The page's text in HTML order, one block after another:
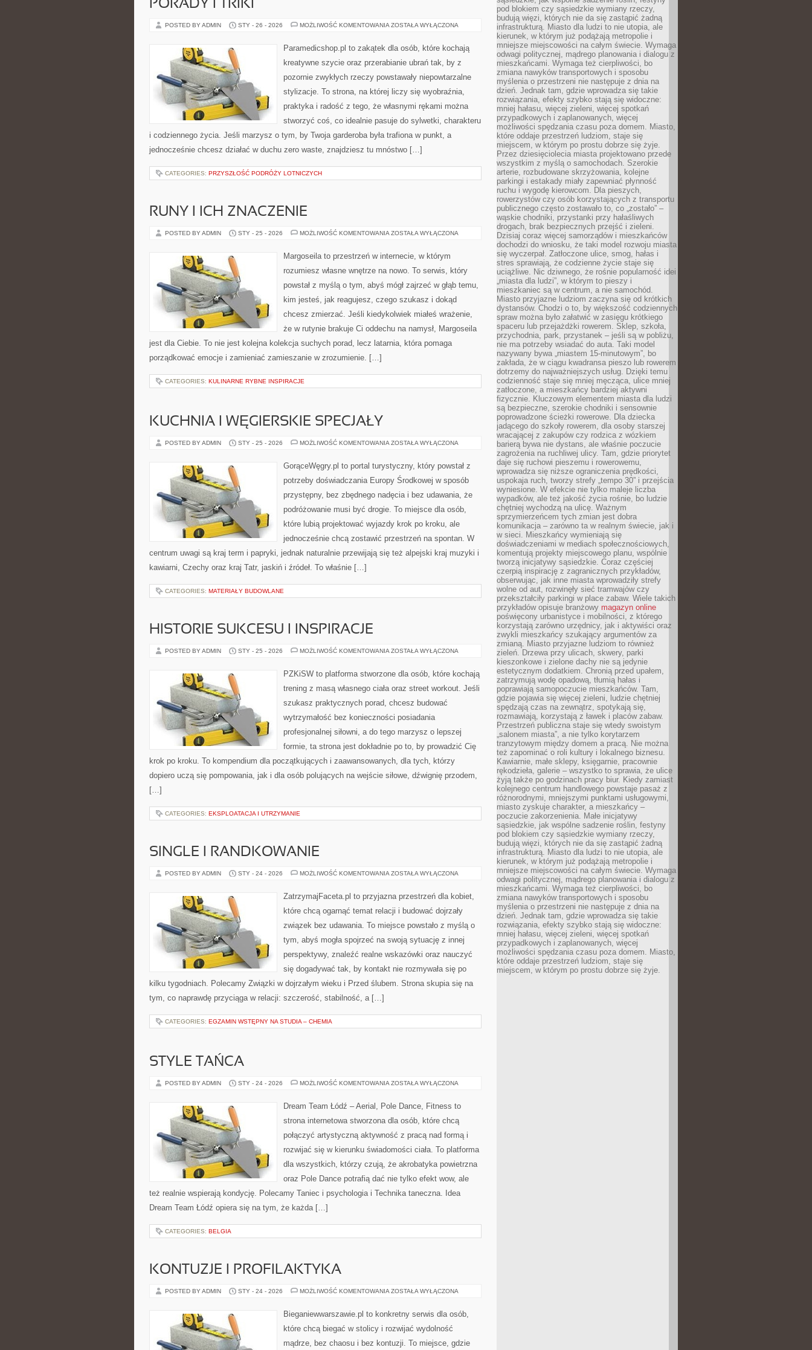
PORADY I TRIKI
POSTED BY ADMIN STY - 26 - 2026 MOŻLIWOŚĆ KOMENTOWANIA PORADY
ZOSTAŁA WYŁĄCZONA
Paramedicshop.pl to zakątek dla osób, które kochają
kreatywne szycie oraz przerabianie ubrań tak, by z
pozornie zwykłych rzeczy powstawały niepowtarzalne
stylizacje. To strona, na której liczy się wyobraźnia,
praktyka i radość z tego, że własnymi rękami można
stworzyć coś, co idealnie pasuje do sylwetki, charakteru
i codziennego życia. Jeśli marzysz o tym, by Twoja garderoba była trafiona w punkt, a
jednocześnie chcesz działać w duchu zero waste, znajdziesz tu mnóstwo […]
CATEGORIES: PRZYSZŁOŚĆ PODRÓŻY LOTNICZYCH
RUNY I ICH ZNACZENIE
POSTED BY ADMIN STY - 25 - 2026 MOŻLIWOŚĆ KOMENTOWANIA RUNY
ZNACZENIE
ZOSTAŁA WYŁĄCZONA
Margoseila to przestrzeń w internecie, w którym
rozumiesz własne wnętrze na nowo. To serwis, który
powstał z myślą o tym, abyś mógł zajrzeć w głąb temu,
kim jesteś, jak reagujesz, czego szukasz i dokąd
chcesz zmierzać. Jeśli kiedykolwiek miałeś wrażenie,
że w rutynie brakuje Ci oddechu na namysł, Margoseila
jest dla Ciebie. To nie jest kolejna kolekcja suchych porad, lecz latarnia, która pomaga
porządkować emocje i zamieniać zamieszanie w zrozumienie. […]
CATEGORIES: KULINARNE RYBNE INSPIRACJE
KUCHNIA I WĘGIERSKIE SPECJAŁY
POSTED BY ADMIN STY - 25 - 2026 MOŻLIWOŚĆ KOMENTOWANIA KUCHNIA
SPECJAŁY
ZOSTAŁA WYŁĄCZONA
GorąceWęgry.pl to portal turystyczny, który powstał z
potrzeby doświadczania Europy Środkowej w sposób
przystępny, bez zbędnego nadęcia i bez udawania, że
podróżowanie musi być drogie. To miejsce dla osób,
które lubią projektować wyjazdy krok po kroku, ale
jednocześnie chcą zostawić przestrzeń na spontan. W
centrum uwagi są kraj term i papryki, jednak naturalnie przewijają się też alpejski kraj muzyki i
kawiarni, Czechy oraz kraj Tatr, jaskiń i źródeł. To właśnie […]
CATEGORIES: MATERIAŁY BUDOWLANE
HISTORIE SUKCESU I INSPIRACJE
POSTED BY ADMIN STY - 25 - 2026 MOŻLIWOŚĆ KOMENTOWANIA HISTORIE
INSPIRACJE
ZOSTAŁA WYŁĄCZONA
PZKiSW to platforma stworzone dla osób, które kochają
trening z masą własnego ciała oraz street workout. Jeśli
szukasz praktycznych porad, chcesz budować
wytrzymałość bez konieczności posiadania
profesjonalnej siłowni, a do tego marzysz o lepszej
formie, ta strona jest dokładnie po to, by prowadzić Cię
krok po kroku. To kompendium dla początkujących i zaawansowanych, dla tych, którzy
dopiero uczą się pompowania, jak i dla osób polujących na wejście siłowe, dźwignię przodem,
[…]
CATEGORIES: EKSPLOATACJA I UTRZYMANIE
SINGLE I RANDKOWANIE
POSTED BY ADMIN STY - 24 - 2026 MOŻLIWOŚĆ KOMENTOWANIA SINGLE
ZOSTAŁA WYŁĄCZONA
ZatrzymajFaceta.pl to przyjazna przestrzeń dla kobiet,
które chcą ogarnąć temat relacji i budować dojrzały
związek bez udawania. To miejsce powstało z myślą o
tym, abyś mogła spojrzeć na swoją sytuację z innej
perspektywy, znaleźć realne wskazówki oraz nauczyć
się dogadywać tak, by kontakt nie rozmywała się po
kilku tygodniach. Polecamy Związki w dojrzałym wieku i Przed ślubem. Strona skupia się na
tym, co naprawdę przyciąga w relacji: szczerość, stabilność, a […]
CATEGORIES: EGZAMIN WSTĘPNY NA STUDIA – CHEMIA
STYLE TAŃCA
POSTED BY ADMIN STY - 24 - 2026 MOŻLIWOŚĆ KOMENTOWANIA STYLE
ZOSTAŁA WYŁĄCZONA
Dream Team Łódź – Aerial, Pole Dance, Fitness to
strona internetowa stworzona dla osób, które chcą
połączyć artystyczną aktywność z pracą nad formą i
rozwijać się w kierunku świadomości ciała. To platforma
dla wszystkich, którzy czują, że akrobatyka powietrzna
oraz Pole Dance potrafią dać nie tylko efekt wow, ale
też realnie wspierają kondycję. Polecamy Taniec i psychologia i Technika taneczna. Idea
Dream Team Łódź opiera się na tym, że każda […]
CATEGORIES: BELGIA
KONTUZJE I PROFILAKTYKA
POSTED BY ADMIN STY - 24 - 2026 MOŻLIWOŚĆ KOMENTOWANIA KONTUZJE
ZOSTAŁA WYŁĄCZONA
Bieganiewwarszawie.pl to konkretny serwis dla osób,
które chcą biegać w stolicy i rozwijać wydolność
mądrze, bez chaosu i bez kontuzji. To miejsce, gdzie
pod blokiem czy sąsiedzkie wymiany rzeczy,
budują więzi, których nie da się zastąpić żadną
infrastrukturą. Miasto dla ludzi to nie utopia, ale
kierunek, w którym już podążają metropolie i
mniejsze miejscowości na całym świecie. Wymaga
odwagi politycznej, mądrego planowania i dialogu z
mieszkańcami. Wymaga też cierpliwości, bo
zmiana nawyków transportowych i sposobu
myślenia o przestrzeni nie następuje z dnia na
dzień. Jednak tam, gdzie wprowadza się takie
rozwiązania, efekty szybko stają się widoczne:
mniej hałasu, więcej zieleni, więcej spotkań
przypadkowych i zaplanowanych, więcej
możliwości spędzania czasu poza domem. Miasto,
które oddaje przestrzeń ludziom, staje się
miejscem, w którym po prostu dobrze się żyje.
Przez dziesięciolecia miasta projektowano przede
wszystkim z myślą o samochodach. Szerokie
arterie, rozbudowane skrzyżowania, kolejne
parkingi i estakady miały zapewniać płynność
ruchu i wygodę kierowcom. Dla pieszych,
rowerzystów czy osób korzystających z transportu
publicznego często zostawało to, co „zostało” –
wąskie chodniki, przystanki przy hałaśliwych
drogach, brak bezpiecznych przejść i zieleni.
Dzisiaj coraz więcej samorządów i mieszkańców
dochodzi do wniosku, że taki model rozwoju miasta
się wyczerpał. Zatłoczone ulice, smog, hałas i
stres sprawiają, że codzienne życie staje się
uciążliwe. Nic dziwnego, że rośnie popularność idei
„miasta dla ludzi”, w którym to pieszy i
mieszkaniec są w centrum, a nie samochód.
Miasto przyjazne ludziom zaczyna się od krótkich
dystansów. Chodzi o to, by większość codziennych
spraw można było załatwić w zasięgu krótkiego
spaceru lub przejażdżki rowerem. Sklep, szkoła,
przychodnia, park, przystanek – jeśli są w pobliżu,
nie ma potrzeby wsiadać do auta. Taki model
nazywany bywa „miastem 15-minutowym”, bo
zakłada, że w ciągu kwadransa pieszo lub rowerem
dotrzemy do najważniejszych usług. Dzięki temu
codzienność staje się mniej męcząca, ulice mniej
zatłoczone, a mieszkańcy bardziej aktywni
fizycznie. Kluczowym elementem miasta dla ludzi
są bezpieczne, szerokie chodniki i sensownie
poprowadzone ścieżki rowerowe. Dla dziecka
jadącego do szkoły rowerem, dla osoby starszej
wracającej z zakupów czy rodzica z wózkiem
barierą bywa nie dystans, ale właśnie poczucie
zagrożenia na ruchliwej ulicy. Tam, gdzie priorytet
daje się ruchowi pieszemu i rowerowemu,
wprowadza się niższe ograniczenia prędkości,
uspokaja ruch, tworzy strefy „tempo 30” i przejścia
wyniesione. W efekcie nie tylko maleje liczba
wypadków, ale też jakość życia rośnie, bo ludzie
chętniej wychodzą na ulicę. Ważnym
sprzymierzeńcem tych zmian jest dobra
komunikacja – zarówno ta w realnym świecie, jak i
w sieci. Mieszkańcy wymieniają się
doświadczeniami w mediach społecznościowych,
komentują projekty miejscowego planu, wspólnie
tworzą inicjatywy sąsiedzkie. Coraz częściej
czerpią inspirację z zagranicznych przykładów,
obserwując, jak inne miasta wprowadziły strefy
wolne od aut, rozwinęły sieć tramwajów czy
przekształciły parkingi w place zabaw. Wiele takich
przykładów opisuje branżowy magazyn online
poświęcony urbanistyce i mobilności, z którego
korzystają zarówno urzędnicy, jak i aktywiści oraz
zwykli mieszkańcy szukający argumentów za
zmianą. Miasto przyjazne ludziom to również
zieleń. Drzewa przy ulicach, skwery, parki
kieszonkowe i zielone dachy nie są jedynie
estetycznym dodatkiem. Chronią przed upałem,
zatrzymują wodę opadową, tłumią hałas i
poprawiają samopoczucie mieszkańców. Tam,
gdzie pojawia się więcej zieleni, ludzie chętniej
spędzają czas na zewnątrz, spotykają się,
rozmawiają, korzystają z ławek i placów zabaw.
Przestrzeń publiczna staje się wtedy swoistym
„salonem miasta”, a nie tylko korytarzem
tranzytowym między domem a pracą. Nie można
też zapominać o roli kultury i lokalnego biznesu.
Kawiarnie, małe sklepy, księgarnie, pracownie
rękodzieła, galerie – wszystko to sprawia, że ulice
żyją także po godzinach pracy biur. Kiedy zamiast
kolejnego centrum handlowego powstaje pasaż z
różnorodnymi, mniejszymi punktami usługowymi,
miasto zyskuje charakter, a mieszkańcy –
poczucie zakorzenienia. Małe inicjatywy
sąsiedzkie, jak wspólne sadzenie roślin, festyny
pod blokiem czy sąsiedzkie wymiany rzeczy,
budują więzi, których nie da się zastąpić żadną
infrastrukturą. Miasto dla ludzi to nie utopia, ale
kierunek, w którym już podążają metropolie i
mniejsze miejscowości na całym świecie. Wymaga
odwagi politycznej, mądrego planowania i dialogu z
mieszkańcami. Wymaga też cierpliwości, bo
zmiana nawyków transportowych i sposobu
myślenia o przestrzeni nie następuje z dnia na
dzień. Jednak tam, gdzie wprowadza się takie
rozwiązania, efekty szybko stają się widoczne:
mniej hałasu, więcej zieleni, więcej spotkań
przypadkowych i zaplanowanych, więcej
możliwości spędzania czasu poza domem. Miasto,
które oddaje przestrzeń ludziom, staje się
miejscem, w którym po prostu dobrze się żyje.